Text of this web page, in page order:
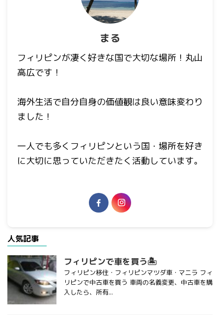
まる
フィリピンが凄く好きな国で大切な場所！丸山
高広です！
海外生活で自分自身の価値観は良い意味変わり
ました！
一人でも多くフィリピンという国・場所を好き
に大切に思っていただきたく活動しています。
人気記事
フィリピンで車を買う🏝
フィリピン移住・フィリピンマツダ車・マニラ フィ
リピンで中古車を買う 車両の名義変更、中古車を購
入したら、所有...